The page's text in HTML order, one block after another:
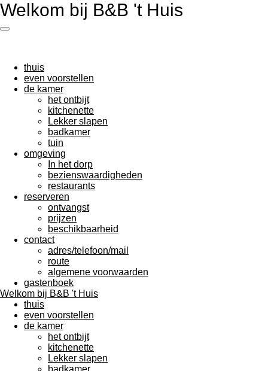
Ga
naar
Welkom bij B&B 't Huis
thuis
even voorstellen
de kamer
het ontbijt
kitchenette
Lekker slapen
badkamer
tuin
omgeving
In het dorp
bezienswaardigheden
restaurants
reserveren
ontvangst
prijzen
beschikbaarheid
contact
adres/telefoon/mail
route
algemene voorwaarden
gastenboek
Welkom bij B&B 't Huis
thuis
even voorstellen
de kamer
het ontbijt
kitchenette
Lekker slapen
badkamer